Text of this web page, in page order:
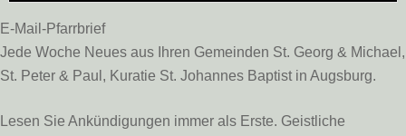
E-Mail-Pfarrbrief
Jede Woche Neues aus Ihren Gemeinden St. Georg & Michael,
St. Peter & Paul, Kuratie St. Johannes Baptist in Augsburg.
Lesen Sie Ankündigungen immer als Erste. Geistliche